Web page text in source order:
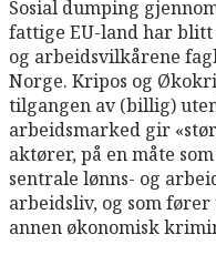
Sosial dumping
fattige EU-land har
og arbeidsvilkårene
Norge. Kripos og
tilgangen av (billig)
arbeidsmarked gir
aktører, på en måte
sentrale lønns- og
arbeidsliv, og som
annen økonomisk